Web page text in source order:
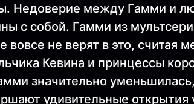
Недоверие между Гамми и
с собой. Гамми из
вовсе не верят в это,
Кевина и принцессы
значительно
удивительные